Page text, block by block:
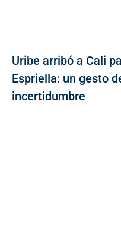
Uribe arribó a Cali
Espriella: un gesto
incertidumbre